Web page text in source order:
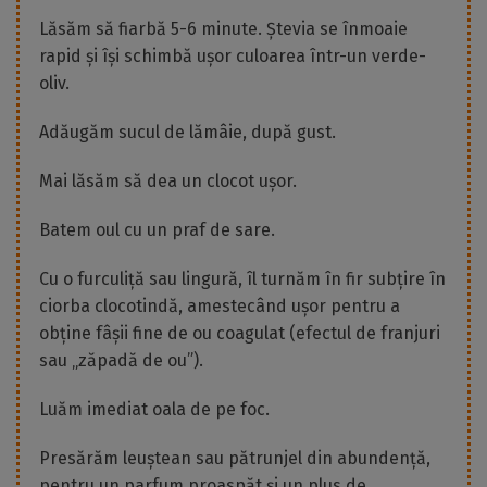
Lăsăm să fiarbă 5-6 minute. Ștevia se înmoaie
rapid și își schimbă ușor culoarea într-un verde-
oliv.
Adăugăm sucul de lămâie, după gust.
Mai lăsăm să dea un clocot ușor.
Batem oul cu un praf de sare.
Cu o furculiță sau lingură, îl turnăm în fir subțire în
ciorba clocotindă, amestecând ușor pentru a
obține fâșii fine de ou coagulat (efectul de franjuri
sau „zăpadă de ou”).
Luăm imediat oala de pe foc.
Presărăm leuștean sau pătrunjel din abundență,